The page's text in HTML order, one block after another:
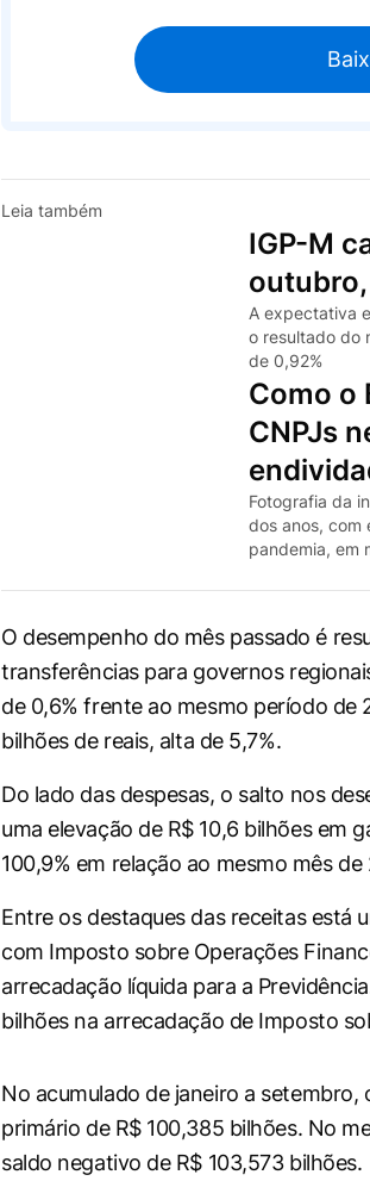
Leia também
IGP-M
A expectativa
o resultado do
de 0,92%
Como o
CNPJs
Fotografia da
dos anos, com
pandemia, em
O desempenho do mês passado é
transferências para governos
de 0,6% frente ao mesmo período de
bilhões de reais, alta de 5,7%.
Do lado das despesas, o salto nos
uma elevação de R$ 10,6 bilhões em
100,9% em relação ao mesmo mês de
Entre os destaques das receitas está
com Imposto sobre Operações
arrecadação líquida para a
bilhões na arrecadação de Imposto
No acumulado de janeiro a
primário de R$ 100,385 bilhões. No
saldo negativo de R$ 103,573 bilhões.